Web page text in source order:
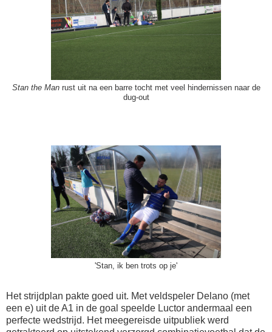
Stan the Manrust uit na een barre tocht met veel hindernissen naar de
dug-out
'Stan, ik ben trots op je'
Het strijdplan pakte goed uit. Met veldspeler Delano (met
een e) uit de A1 in de goal speelde Luctor andermaal een
perfecte wedstrijd. Het meegereisde uitpubliek werd